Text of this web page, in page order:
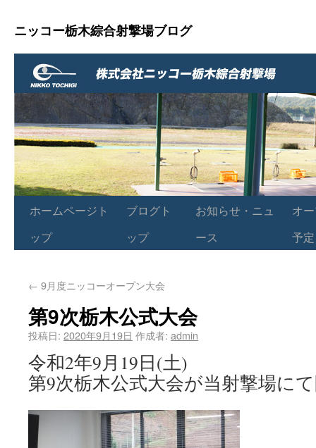
ニッコー栃木綜合射撃場ブログ
ホームページト
ップ
ブログト
ップ
お知らせ・ニュ
ース
オ
予定
← 9月度ニッコーオープン大会
第9次栃木公式大会
投稿日: 2020年9月19日 作成者: admin
令和2年9月19日(土)
第9次栃木公式大会が当射撃場に